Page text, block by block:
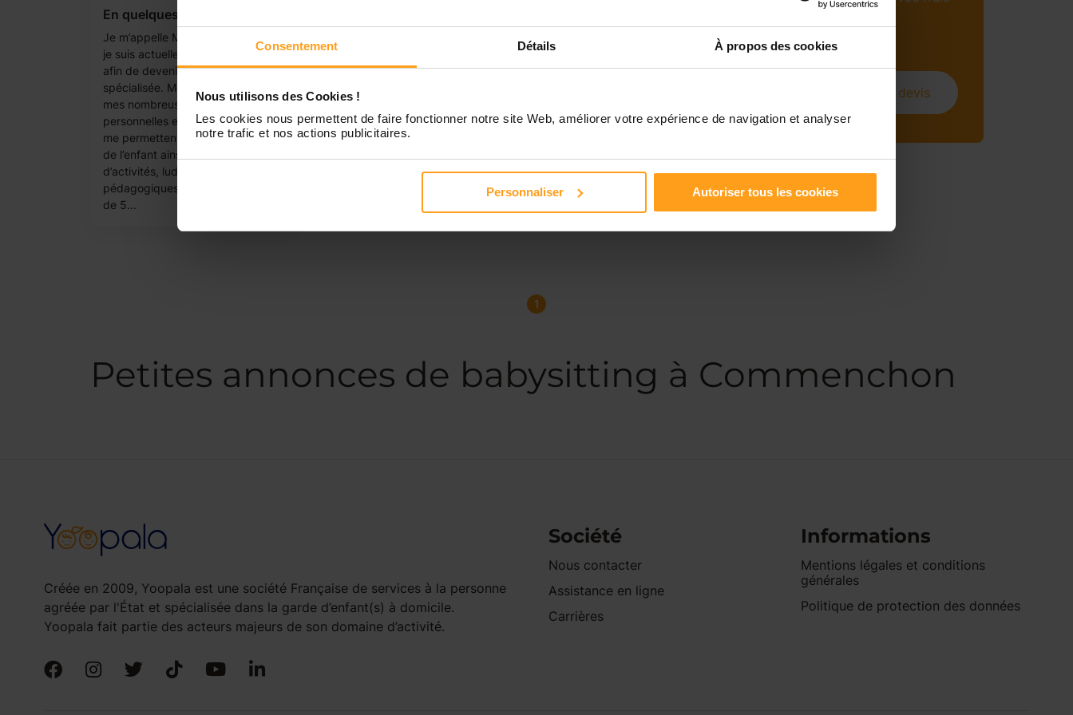
Consentement Détails À propos des cookies
Nous utilisons des Cookies !
Les cookies nous permettent de faire fonctionner notre site Web, améliorer votre expérience de navigation et analyser
notre trafic et nos actions publicitaires.
Personnaliser Autoriser tous les cookies
En quelques mots
Je m’appelle Marie. J’ai 18 ans et
je suis actuellement en formation
afin de devenir éducatrice
spécialisée. Mon BAFA ainsi que
mes nombreuses expériences
personnelles et professionnelles
me permettent une connaissance
de l’enfant ainsi qu’un catalogue
d’activités, ludiques et
pédagogiques bien rempli. Tata
de 5...
Obtenir un devis
1
Petites annonces de babysitting à Commenchon
Créée en 2009, Yoopala est une société Française de services à la personne
agréée par l'État et spécialisée dans la garde d’enfant(s) à domicile.
Yoopala fait partie des acteurs majeurs de son domaine d’activité.
Société
Nous contacter
Assistance en ligne
Carrières
Informations
Mentions légales et conditions
générales
Politique de protection des données